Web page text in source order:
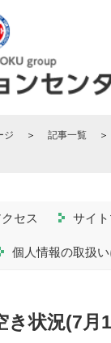
ジ ＞ 記事一覧
＞
セス サイ
個人情報の取扱
き状況(7月